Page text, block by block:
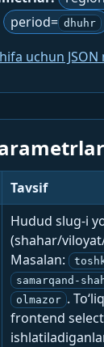
period= dhuhr
uchun JSON
Tavsif
Hudud slug-i
(shahar/
Masalan:
samarqand-
olmazor .
frontend